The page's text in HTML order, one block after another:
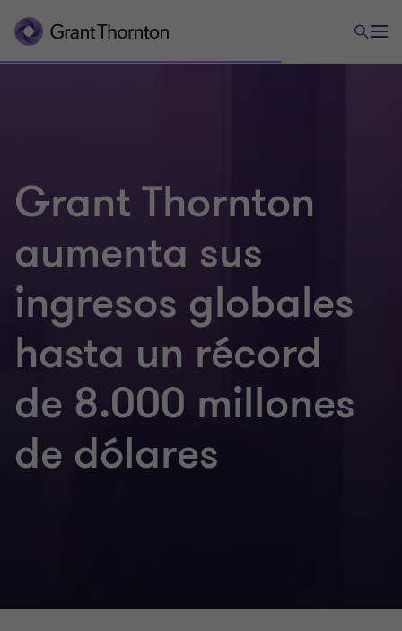
Grant Thornton
aumenta sus
ingresos globales
hasta un récord
de 8.000 millones
de dólares